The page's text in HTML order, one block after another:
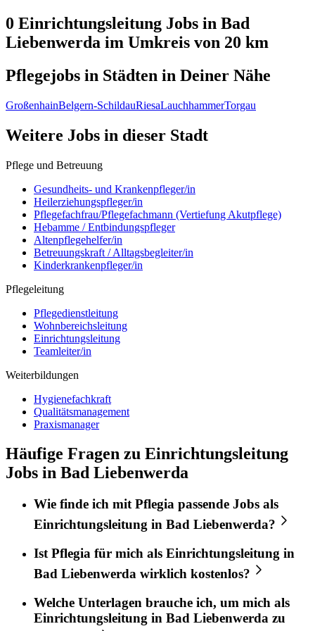
0 Einrichtungsleitung Jobs in Bad
Liebenwerda im Umkreis von 20 km
Pflegejobs in Städten in Deiner Nähe
GroßenhainBelgern-SchildauRiesaLauchhammerTorgau
Weitere Jobs in dieser Stadt
Pflege und Betreuung
Gesundheits- und Krankenpfleger/in
Heilerziehungspfleger/in
Pflegefachfrau/Pflegefachmann (Vertiefung Akutpflege)
Hebamme / Entbindungspfleger
Altenpflegehelfer/in
Betreuungskraft / Alltagsbegleiter/in
Kinderkrankenpfleger/in
Pflegeleitung
Pflegedienstleitung
Wohnbereichsleitung
Einrichtungsleitung
Teamleiter/in
Weiterbildungen
Hygienefachkraft
Qualitätsmanagement
Praxismanager
Häufige Fragen zu Einrichtungsleitung
Jobs in Bad Liebenwerda
Wie finde ich mitPflegia passende Jobs als
Einrichtungsleitung in Bad Liebenwerda?
Ist Pflegia für mich als Einrichtungsleitung in
Bad Liebenwerda wirklich kostenlos?
Welche Unterlagen brauche ich, um mich als
Einrichtungsleitung in Bad Liebenwerda zu